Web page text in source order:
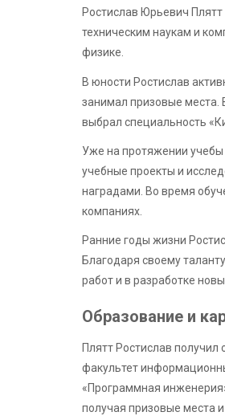
Ростислав Юрьевич
техническим наукам и
физике.
В юности Ростислав
занимал призовые места.
выбрал специальность
Уже на протяжении учебы
учебные проекты и
наградами. Во время
компаниях.
Ранние годы жизни
Благодаря своему
работ и в разработке
Образование и
Плятт Ростислав
факультет
«Программная
получая призовые места